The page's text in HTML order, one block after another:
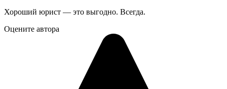
Хороший юрист — это выгодно. Всегда.
Оцените автора